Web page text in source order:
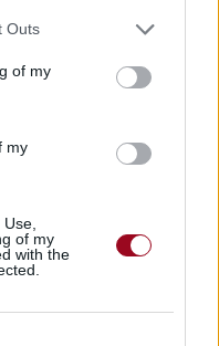
Outs
of my
my
of my
with the
ou une partition au
Little Pill»